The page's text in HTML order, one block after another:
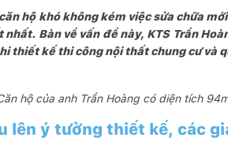
hộ khó không kém việc sửa chữa
Bàn về vấn đề này, KTS Trần
thiết kế thi công nội thất chung cư và
hộ của anh Trần Hoàng có diện tích
lên ý tưởng thiết kế, các